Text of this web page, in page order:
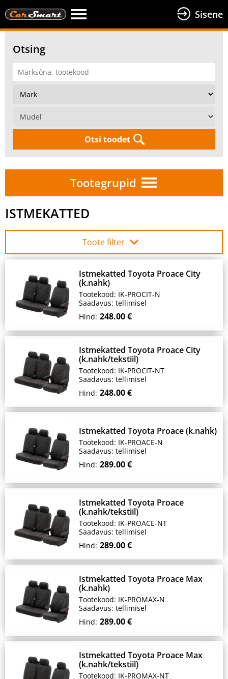
Sisene
Otsing
Otsi toodet
Tootegrupid
ISTMEKATTED
Toote filter
Istmekatted Toyota Proace City
(k.nahk)
Tootekood: IK-PROCIT-N
Saadavus: tellimisel
Hind: 248.00 €
Istmekatted Toyota Proace City
(k.nahk/tekstiil)
Tootekood: IK-PROCIT-NT
Saadavus: tellimisel
Hind: 248.00 €
Istmekatted Toyota Proace (k.nahk)
Tootekood: IK-PROACE-N
Saadavus: tellimisel
Hind: 289.00 €
Istmekatted Toyota Proace
(k.nahk/tekstiil)
Tootekood: IK-PROACE-NT
Saadavus: tellimisel
Hind: 289.00 €
Istmekatted Toyota Proace Max
(k.nahk)
Tootekood: IK-PROMAX-N
Saadavus: tellimisel
Hind: 289.00 €
Istmekatted Toyota Proace Max
(k.nahk/tekstiil)
Tootekood: IK-PROMAX-NT